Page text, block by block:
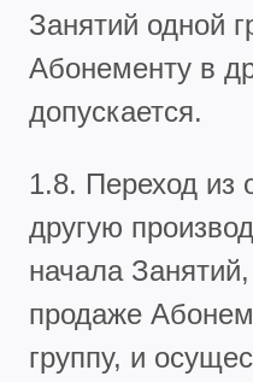
Занятий одной
Абонементу в
допускается.
1.8. Переход из
другую
начала
продаже
группу, и